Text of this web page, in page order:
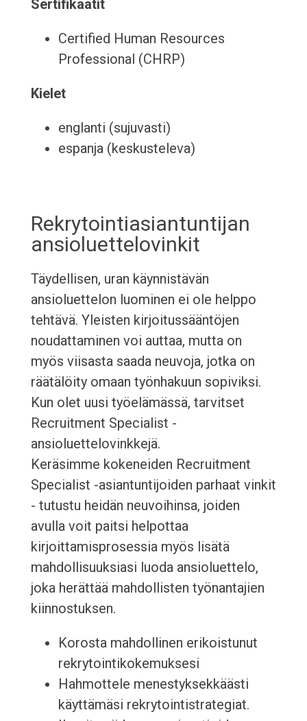
Sertifikaatit
Certified Human Resources
Professional (CHRP)
Kielet
englanti (sujuvasti)
espanja (keskusteleva)
Rekrytointiasiantuntijan
ansioluettelovinkit
Täydellisen, uran käynnistävän
ansioluettelon luominen ei ole helppo
tehtävä. Yleisten kirjoitussääntöjen
noudattaminen voi auttaa, mutta on
myös viisasta saada neuvoja, jotka on
räätälöity omaan työnhakuun sopiviksi.
Kun olet uusi työelämässä, tarvitset
Recruitment Specialist -
ansioluettelovinkkejä.
Keräsimme kokeneiden Recruitment
Specialist -asiantuntijoiden parhaat vinkit
- tutustu heidän neuvoihinsa, joiden
avulla voit paitsi helpottaa
kirjoittamisprosessia myös lisätä
mahdollisuuksiasi luoda ansioluettelo,
joka herättää mahdollisten työnantajien
kiinnostuksen.
Korosta mahdollinen erikoistunut
rekrytointikokemuksesi
Hahmottele menestyksekkäästi
käyttämäsi rekrytointistrategiat.